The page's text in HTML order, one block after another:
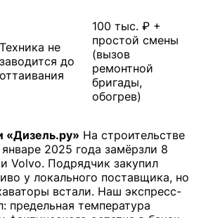
Техника не
заводится до
оттаивания
100 тыс. ₽ +
простой смены
(вызов
ремонтной
бригады,
обогрев)
«Дизель.ру» На строительстве
2025 года замёрзли 8
Volvo. Подрядчик закупил
у локального поставщика, но
встали. Наш экспресс-
предельная температура